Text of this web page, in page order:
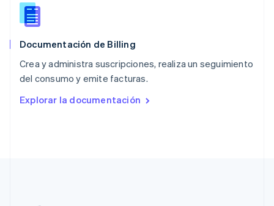
Documentación de Billing
Crea y administra suscripciones, realiza un seguimiento
del consumo y emite facturas.
Explorar la documentación
Português
RAE de Hong Kong, China
Reino Unido
República Checa
English
English